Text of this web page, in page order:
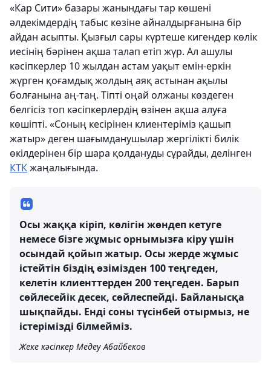
«Кар Сити» базары жанындағы тар көшені
әлдекімдердің табыс көзіне айналдырғанына бір
айдан асыпты. Қызғыл сары күртеше кигендер көлік
иесінің бәрінен ақша талап етіп жүр. Ал ашулы
кәсіпкерлер 10 жылдан астам уақыт емін-еркін
жүрген қоғамдық жолдың аяқ астынан ақылы
болғанына аң-таң. Тіпті оңай олжаны көздеген
белгісіз топ кәсіпкерлердің өзінен ақша алуға
көшіпті. «Соның кесірінен клиентеріміз қашып
жатыр» деген шағымданушылар жергілікті билік
өкілдерінен бір шара қолдануды сұрайды, делінген
КТКжаңалығында.
Осы жаққа кіріп, көлігін жөндеп кетуге
немесе бізге жұмыс орнымызға кіру үшін
осындай қойып жатыр. Осы жерде жұмыс
істейтін біздің өзімізден 100 теңгеден,
келетін клиенттерден 200 теңгеден. Барып
сөйлесейік десек, сөйлеспейді. Байланысқа
шықпайды. Енді соны түсінбей отырмыз, не
істерімізді білмейміз.
Жеке кәсіпкер Медеу Абайбеков